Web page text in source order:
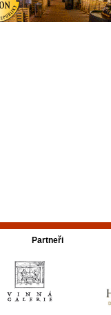
Partneři